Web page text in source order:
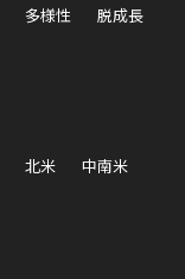
多様性 脱成長
北米
中南米